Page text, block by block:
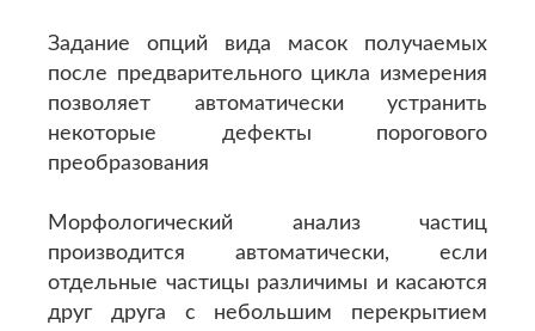
Задание опций вида масок получаемых
после предварительного цикла измерения
позволяет автоматически устранить
некоторые дефекты порогового
преобразования
Морфологический анализ частиц
производится автоматически, если
отдельные частицы различимы и касаются
друг друга с небольшим перекрытием